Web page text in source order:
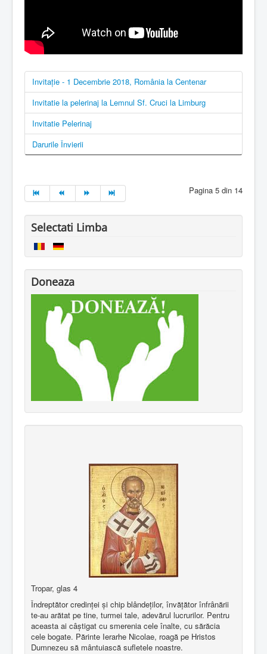
Invitație - 1 Decembrie 2018, România la Centenar
Invitatie la pelerinaj la Lemnul Sf. Cruci la Limburg
Invitatie Pelerinaj
Darurile Învierii
Pagina 5 din 14
Selectati Limba
Doneaza
Tropar, glas 4
Îndreptător credinţei şi chip blândeţilor, învăţător înfrânării
te-au arătat pe tine, turmei tale, adevărul lucrurilor. Pentru
aceasta ai câştigat cu smerenia cele înalte, cu sărăcia
cele bogate. Părinte Ierarhe Nicolae, roagă pe Hristos
Dumnezeu să mântuiască sufletele noastre.